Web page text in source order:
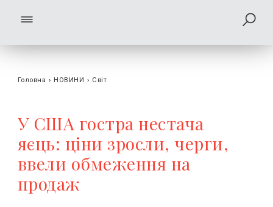
Головна › НОВИНИ › Світ
У США гостра нестача
яєць: ціни зросли, черги,
ввели обмеження на
продаж